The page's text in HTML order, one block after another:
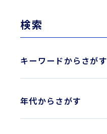
検索
キーワードからさがす
年代からさがす